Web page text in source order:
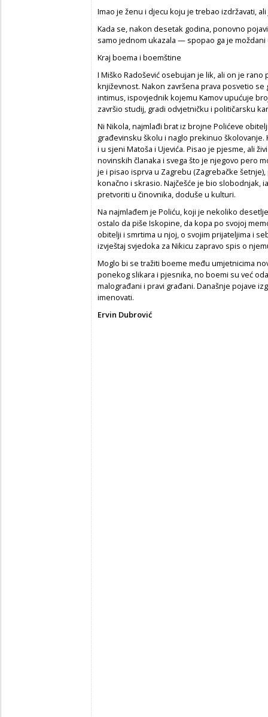
Imao je ženu i djecu koju je trebao izdržavati,
Kada se, nakon desetak godina, ponovno
samo jednom ukazala — spopao ga je
Kraj boema i boemštine
I Miško Radošević osebujan je lik, ali on je
književnost. Nakon završena prava posvetio
intimus, ispovjednik kojemu Kamov upućuje
završio studij, gradi odvjetničku i političarsku
Ni Nikola, najmlađi brat iz brojne Polićeve
građevinsku školu i naglo prekinuo
i u sjeni Matoša i Ujevića. Pisao je pjesme, ali
novinskih članaka i svega što je njegovo pero
je i pisao isprva u Zagrebu (Zagrebačke
konačno i skrasio. Najčešće je bio slobodnjak,
pretvoriti u činovnika, doduše u kulturi.
Na najmlađem je Poliću, koji je nekoliko
ostalo da piše Iskopine, da kopa po svojoj
obitelji i smrtima u njoj, o svojim prijateljima i
izvještaj svjedoka za Nikicu zapravo spis o
Moglo bi se tražiti boeme među umjetnicima
ponekog slikara i pjesnika, no boemi su već
malograđani i pravi građani. Današnje pojave
imenovati.
Ervin Dubrović